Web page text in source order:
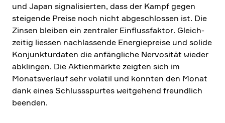
und Japan signa­li­sierten, dass der Kampf gegen
steigende Preise noch nicht abgeschlossen ist. Die
Zinsen bleiben ein zentraler Einfluss­faktor. Gleich­
zeitig liessen nachlas­sende Energie­preise und solide
Konjunk­tur­daten die anfäng­liche Nervo­sität wieder
abklingen. Die Aktien­märkte zeigten sich im
Monats­ver­lauf sehr volatil und konnten den Monat
dank eines Schluss­spurtes weitge­hend freund­lich
beenden.